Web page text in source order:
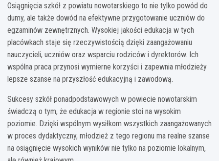
Osiągnięcia szkół z powiatu nowotarskiego to nie tylko powód do
dumy, ale także dowód na efektywne przygotowanie uczniów do
egzaminów zewnętrznych. Wysokiej jakości edukacja w tych
placówkach staje się rzeczywistością dzięki zaangażowaniu
nauczycieli, uczniów oraz wsparciu rodziców i dyrektorów. Ich
wspólna praca przynosi wymierne korzyści i zapewnia młodzieży
lepsze szanse na przyszłość edukacyjną i zawodową.
Sukcesy szkół ponadpodstawowych w powiecie nowotarskim
świadczą o tym, że edukacja w regionie stoi na wysokim
poziomie. Dzięki wspólnym wysiłkom wszystkich zaangażowanych
w proces dydaktyczny, młodzież z tego regionu ma realne szanse
na osiągnięcie wysokich wyników nie tylko na poziomie lokalnym,